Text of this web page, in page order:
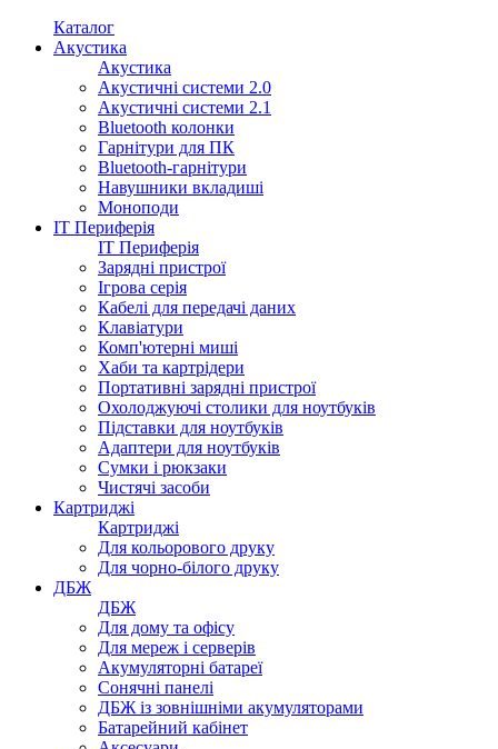
Каталог
Акустика
Акустика
Акустичні системи 2.0
Акустичні системи 2.1
Bluetooth колонки
Гарнітури для ПК
Bluetooth-гарнітури
Навушники вкладиші
Моноподи
IT Периферія
IT Периферія
Зарядні пристрої
Ігрова серія
Кабелі для передачі даних
Клавіатури
Комп'ютерні миші
Хаби та картрідери
Портативні зарядні пристрої
Охолоджуючі столики для ноутбуків
Підставки для ноутбуків
Адаптери для ноутбуків
Сумки і рюкзаки
Чистячі засоби
Картриджі
Картриджі
Для кольорового друку
Для чорно-білого друку
ДБЖ
ДБЖ
Для дому та офісу
Для мереж і серверів
Акумуляторні батареї
Сонячні панелі
ДБЖ із зовнішніми акумуляторами
Батарейний кабінет